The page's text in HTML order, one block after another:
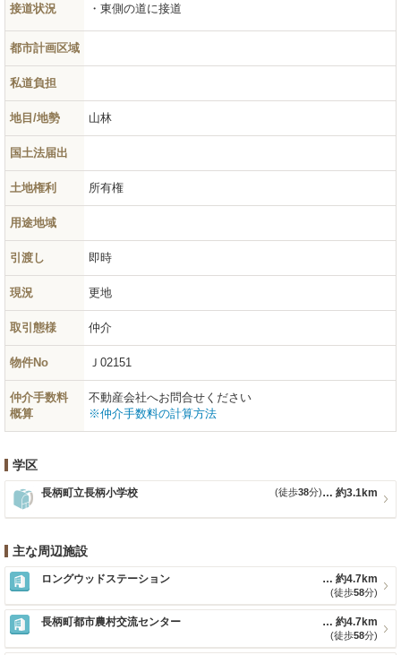
接道状況 東側の道に接道
都市計画区域
私道負担
地目/地勢 山林
国土法届出
土地権利 所有権
用途地域
引渡し 即時
現況 更地
取引態様 仲介
物件No Ｊ02151
仲介手数料
概算
不動産会社へお問合せください
※仲介手数料の計算方法
学区
長柄町立長柄小学校 約3.1km
(徒歩38分)
主な周辺施設
ロングウッドステーション 約4.7km
(徒歩58分)
長柄町都市農村交流センター 約4.7km
(徒歩58分)